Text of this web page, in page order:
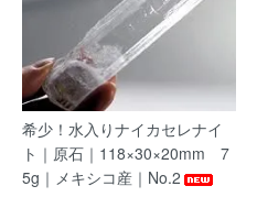
希少！水入りナイカセレナイ
ト｜原石｜118×30×20mm 7
5g｜メキシコ産｜No.2